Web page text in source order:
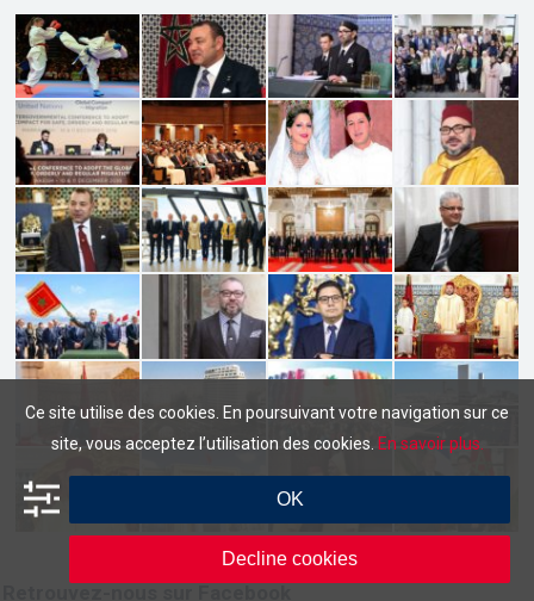
Ce site utilise des cookies. En poursuivant votre navigation sur ce
site, vous acceptez l’utilisation des cookies. En savoir plus.
OK
Decline cookies